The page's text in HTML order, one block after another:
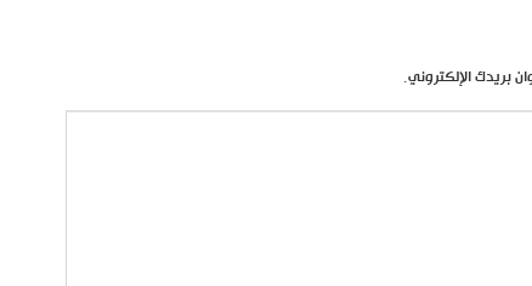
بريدك الإلكتروني.